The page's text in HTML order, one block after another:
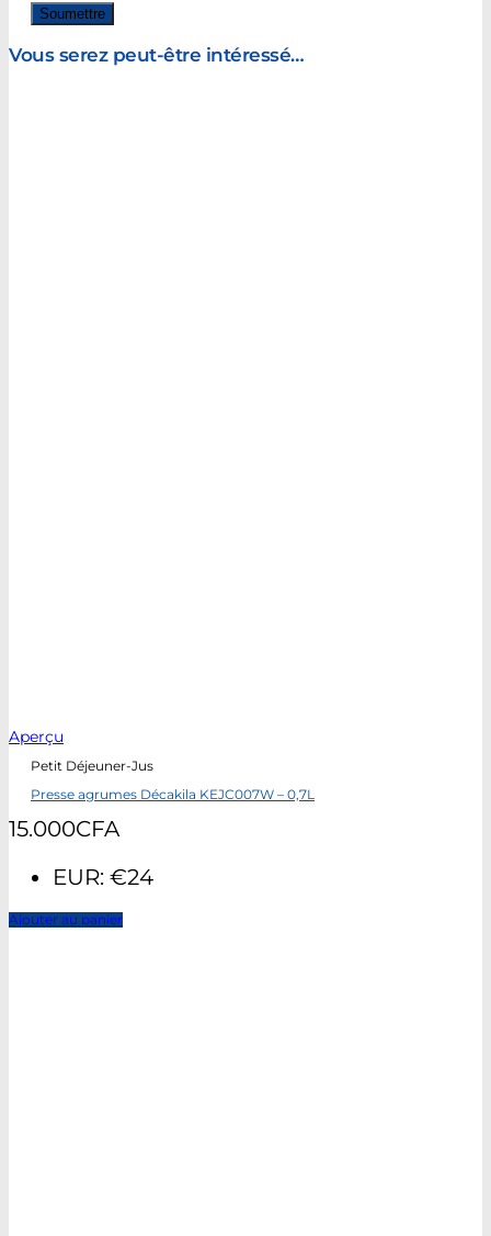
Vous serez peut-être intéressé…
Aperçu
Petit Déjeuner-Jus
Presse agrumes Décakila KEJC007W – 0,7L
15.000CFA
EUR: €24
Ajouter au panier